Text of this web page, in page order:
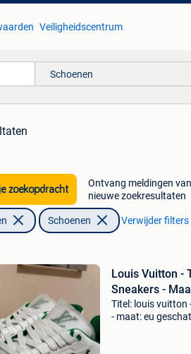
Veiligheidscentrum
Schoenen
zoekopdracht
Ontvang meldingen van
nieuwe zoekresultaten
Schoenen Verwijder filters
Louis Vuitton -
Sneakers -
Titel: louis vuitton
- maat: eu